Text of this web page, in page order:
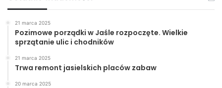
21 marca 2025
Pozimowe porządki w Jaśle rozpoczęte. Wielkie
sprzątanie ulic i chodników
21 marca 2025
Trwa remont jasielskich placów zabaw
20 marca 2025